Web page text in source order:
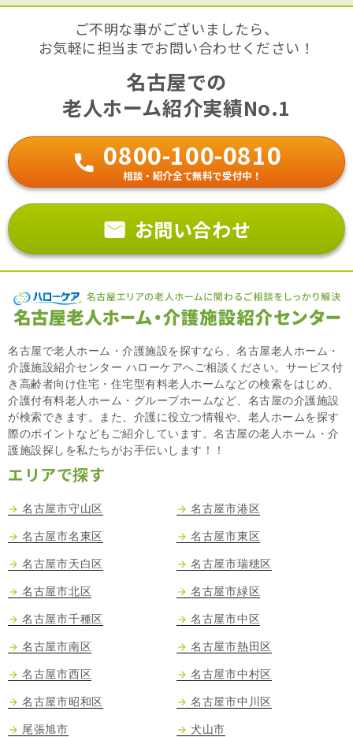
ご不明な事がございましたら、
お気軽に担当までお問い合わせください！
名古屋での
老人ホーム紹介実績No.1
0800-100-0810
相談・紹介全て無料で受付中！
お問い合わせ
名古屋で老人ホーム・介護施設を探すなら、名古屋老人ホーム・
介護施設紹介センター ハローケアへご相談ください。サービス付
き高齢者向け住宅・住宅型有料老人ホームなどの検索をはじめ、
介護付有料老人ホーム・グループホームなど、名古屋の介護施設
が検索できます。また、介護に役立つ情報や、老人ホームを探す
際のポイントなどもご紹介しています。名古屋の老人ホーム・介
護施設探しを私たちがお手伝いします！！
エリアで探す
名古屋市守山区
名古屋市名東区
名古屋市天白区
名古屋市北区
名古屋市千種区
名古屋市南区
名古屋市西区
名古屋市昭和区
名古屋市港区
名古屋市東区
名古屋市瑞穂区
名古屋市緑区
名古屋市中区
名古屋市熱田区
名古屋市中村区
名古屋市中川区
尾張旭市 犬山市